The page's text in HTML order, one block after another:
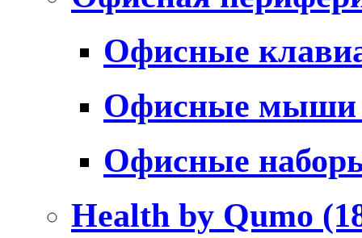
Офисные
Офисные
Офисные
Health by Qumo